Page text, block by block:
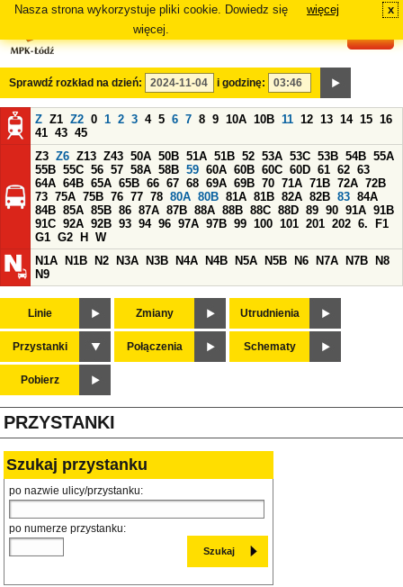
Nasza strona wykorzystuje pliki cookie. Dowiedz się
więcej.
więcej x
Sprawdź rozkład na dzień: i godzinę:
Z Z1 Z2 0 1 2 3 4 5 6 7 8 9 10A 10B 11 12 13 14 15 16
41 43 45
Z3 Z6 Z13 Z43 50A 50B 51A 51B 52 53A 53C 53B 54B 55A
55B 55C 56 57 58A 58B 59 60A 60B 60C 60D 61 62 63
64A 64B 65A 65B 66 67 68 69A 69B 70 71A 71B 72A 72B
73 75A 75B 76 77 78 80A 80B 81A 81B 82A 82B 83 84A
84B 85A 85B 86 87A 87B 88A 88B 88C 88D 89 90 91A 91B
91C 92A 92B 93 94 96 97A 97B 99 100 101 201 202 6.
F1
G1 G2 H
W
N1A
N1B N2 N3A N3B N4A N4B N5A N5B N6 N7A N7B
N8
N9
Linie Zmiany Utrudnienia
Przystanki Połączenia Schematy
Pobierz
PRZYSTANKI
Szukaj przystanku
po nazwie ulicy/przystanku:
po numerze przystanku: